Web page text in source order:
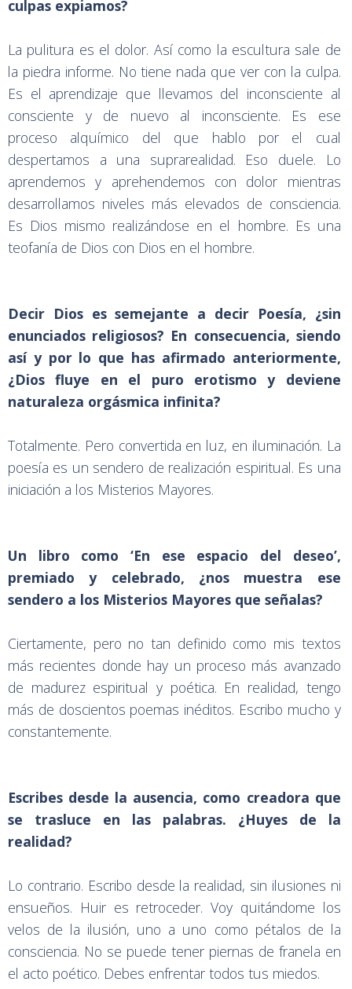
culpas expiamos?
La pulitura es el dolor. Así como la escultura sale de
la piedra informe. No tiene nada que ver con la culpa.
Es el aprendizaje que llevamos del inconsciente al
consciente y de nuevo al inconsciente. Es ese
proceso alquímico del que hablo por el cual
despertamos a una suprarealidad. Eso duele. Lo
aprendemos y aprehendemos con dolor mientras
desarrollamos niveles más elevados de consciencia.
Es Dios mismo realizándose en el hombre. Es una
teofanía de Dios con Dios en el hombre.
Decir Dios es semejante a decir Poesía, ¿sin
enunciados religiosos? En consecuencia, siendo
así y por lo que has afirmado anteriormente,
¿Dios fluye en el puro erotismo y deviene
naturaleza orgásmica infinita?
Totalmente. Pero convertida en luz, en iluminación. La
poesía es un sendero de realización espiritual. Es una
iniciación a los Misterios Mayores.
Un libro como ‘En ese espacio del deseo’,
premiado y celebrado, ¿nos muestra ese
sendero a los Misterios Mayores que señalas?
Ciertamente, pero no tan definido como mis textos
más recientes donde hay un proceso más avanzado
de madurez espiritual y poética. En realidad, tengo
más de doscientos poemas inéditos. Escribo mucho y
constantemente.
Escribes desde la ausencia, como creadora que
se trasluce en las palabras. ¿Huyes de la
realidad?
Lo contrario. Escribo desde la realidad, sin ilusiones ni
ensueños. Huir es retroceder. Voy quitándome los
velos de la ilusión, uno a uno como pétalos de la
consciencia. No se puede tener piernas de franela en
el acto poético. Debes enfrentar todos tus miedos.